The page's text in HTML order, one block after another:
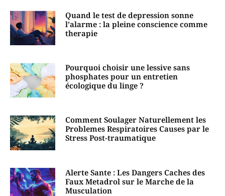
Quand le test de depression sonne
l’alarme : la pleine conscience comme
therapie
Pourquoi choisir une lessive sans
phosphates pour un entretien
écologique du linge ?
Comment Soulager Naturellement les
Problemes Respiratoires Causes par le
Stress Post-traumatique
Alerte Sante : Les Dangers Caches des
Faux Metadrol sur le Marche de la
Musculation